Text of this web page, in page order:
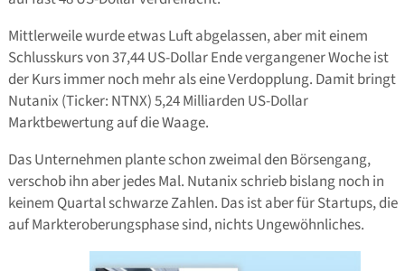
Mittlerweile wurde etwas Luft abgelassen, aber mit einem
Schlusskurs von 37,44 US-Dollar Ende vergangener Woche ist
der Kurs immer noch mehr als eine Verdopplung. Damit bringt
Nutanix (Ticker: NTNX) 5,24 Milliarden US-Dollar
Marktbewertung auf die Waage.
Das Unternehmen plante schon zweimal den Börsengang,
verschob ihn aber jedes Mal. Nutanix schrieb bislang noch in
keinem Quartal schwarze Zahlen. Das ist aber für Startups, die
auf Markteroberungsphase sind, nichts Ungewöhnliches.